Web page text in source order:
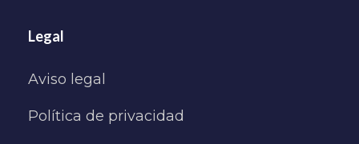
Legal
Aviso legal
Política de privacidad